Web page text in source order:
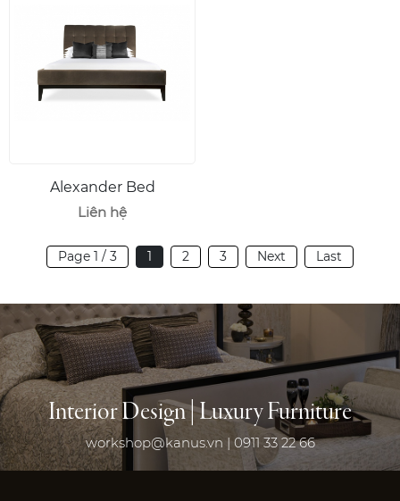
Alexander Bed
Liên hệ
Page 1 / 3 1 2 3 Next Last
Interior Design | Luxury Furniture
workshop@kanus.vn | 0911 33 22 66